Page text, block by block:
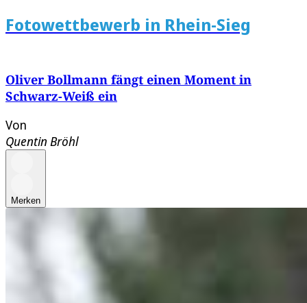
Fotowettbewerb in Rhein-Sieg
Oliver Bollmann fängt einen Moment in
Schwarz-Weiß ein
Von
Quentin Bröhl
Merken